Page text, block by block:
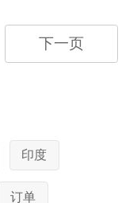
下一页
印度
订单